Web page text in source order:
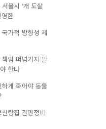
울시 ‘개 도살
한
가적 방향성 제
임 떠넘기지 말
한다
게 죽어야 동물
탕집 간판정비